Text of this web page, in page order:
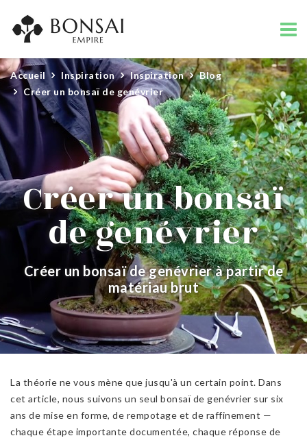
Accueil Inspiration Inspiration
Blog
Créer un bonsaï de genévrier
Créer un bonsaï
de genévrier
Créer un bonsaï de genévrier à partir de
matériau brut
La théorie ne vous mène que jusqu'à un certain point. Dans
cet article, nous suivons un seul bonsaï de genévrier sur six
ans de mise en forme, de rempotage et de raffinement —
chaque étape importante documentée, chaque réponse de